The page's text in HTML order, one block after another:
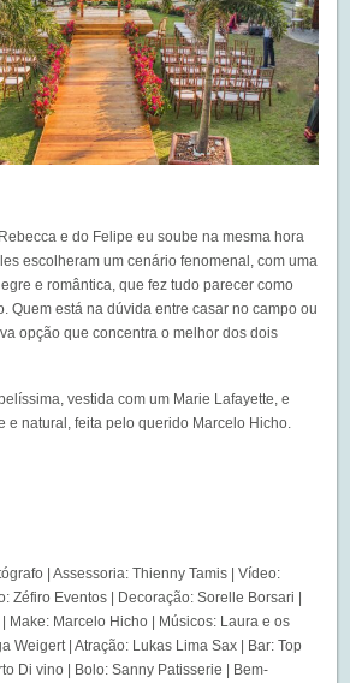
e do Felipe eu soube na mesma hora
escolheram um cenário fenomenal, com uma
e romântica, que fez tudo parecer como
Quem está na dúvida entre casar no campo ou
opção que concentra o melhor dos dois
vestida com um Marie Lafayette, e
e natural, feita pelo querido Marcelo Hicho.
| Assessoria: Thienny Tamis | Vídeo:
Zéfiro Eventos | Decoração: Sorelle Borsari |
Make: Marcelo Hicho | Músicos: Laura e os
Weigert | Atração: Lukas Lima Sax | Bar: Top
Di vino | Bolo: Sanny Patisserie | Bem-